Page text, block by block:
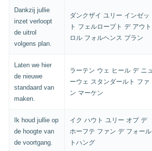
Dankzij jullie
inzet verloopt
de uitrol
volgens plan.
ダンクザイ ユリー インゼッ
ト フェルロープト デ アウト
ロル フォルヘンス プラン
Laten we hier
de nieuwe
standaard van
maken.
ラーテン ウェ ヒール デ ニュ
ーウェ スタンダールト ファ
ン マーケン
Ik houd jullie op
de hoogte van
de voortgang.
イク ハウト ユリー オプ デ
ホーフテ ファン デ フォール
トハング